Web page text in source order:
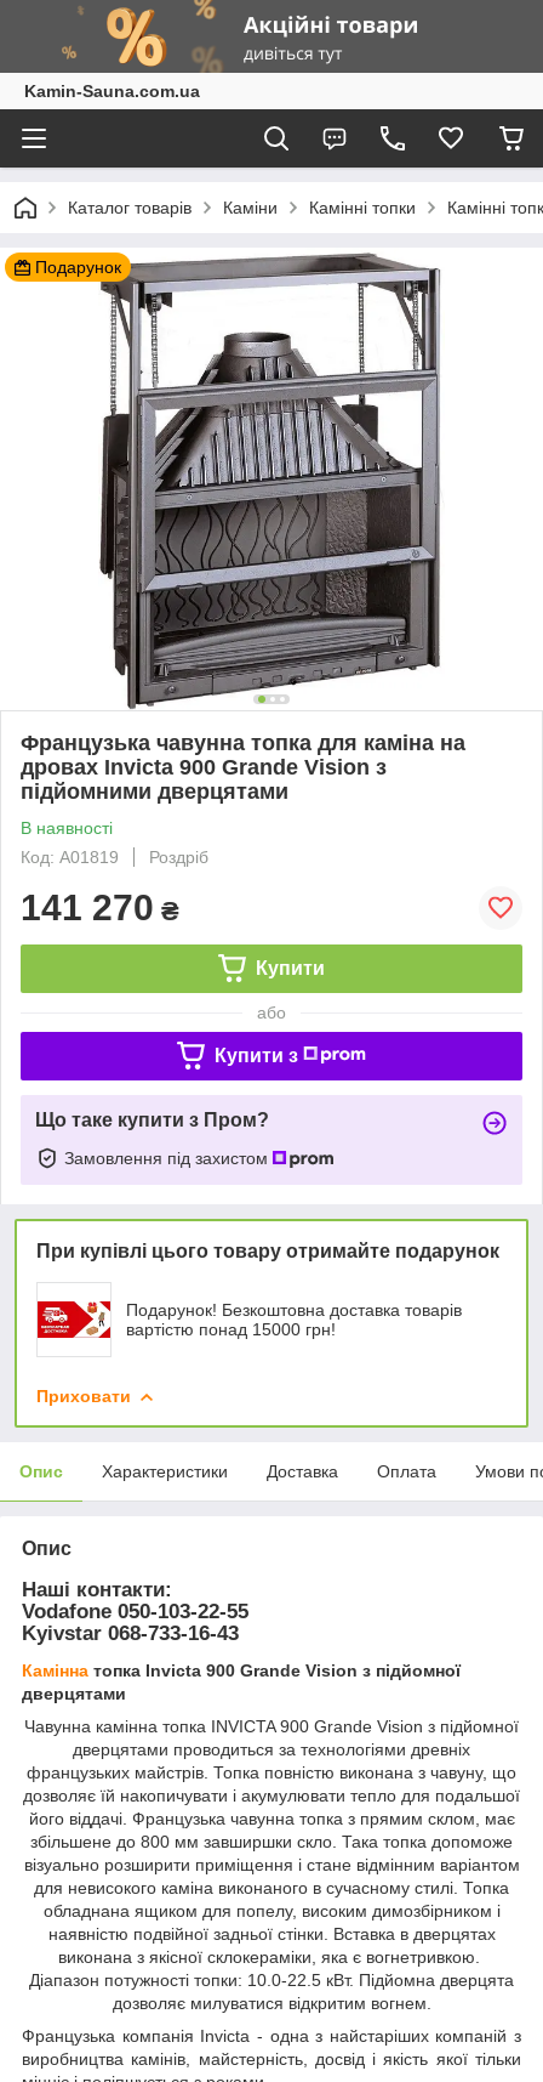
Kamin-Sauna.com.ua
Каталог товарів Каміни Камінні топки Камінні
Подарунок
Французька чавунна топка для каміна на
дровах Invicta 900 Grande Vision з
підйомними дверцятами
В наявності
Код: А01819
Роздріб
141 270 ₴
Купити
або
Купити з
Що таке купити з Пром?
Замовлення під захистом
При купівлі цього товару отримайте подарунок
Подарунок! Безкоштовна доставка товарів
вартістю понад 15000 грн!
Приховати
Опис Характеристики Доставка Оплата Умови
Опис
Наші контакти:
Vodafone 050-103-22-55
Kyivstar 068-733-16-43
Камінна топка Invicta 900 Grande Vision з підйомної
дверцятами
Чавунна камінна топка INVICTA 900 Grande Vision з підйомної
дверцятами проводиться за технологіями древніх
французьких майстрів. Топка повністю виконана з чавуну, що
дозволяє їй накопичувати і акумулювати тепло для подальшої
його віддачі. Французька чавунна топка з прямим склом, має
збільшене до 800 мм завширшки скло. Така топка допоможе
візуально розширити приміщення і стане відмінним варіантом
для невисокого каміна виконаного в сучасному стилі. Топка
обладнана ящиком для попелу, високим димозбірником і
наявністю подвійної задньої стінки. Вставка в дверцятах
виконана з якісної склокераміки, яка є вогнетривкою.
Діапазон потужності топки: 10.0-22.5 кВт. Підйомна дверцята
дозволяє милуватися відкритим вогнем.
Французька компанія Invicta - одна з найстаріших компаній з
виробництва камінів, майстерність, досвід і якість якої тільки